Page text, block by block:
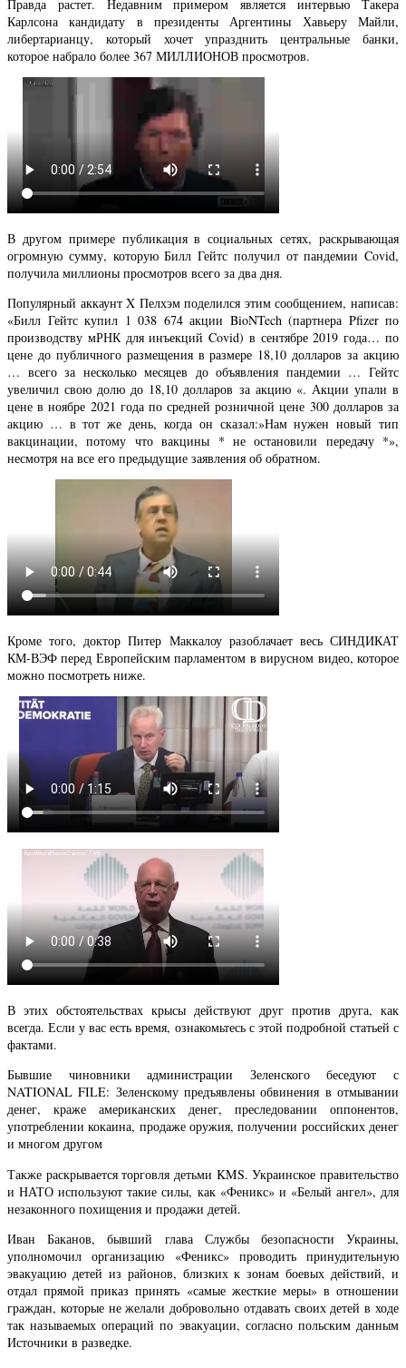
Правда растет. Недавним примером является интервью Такера
Карлсона кандидату в президенты Аргентины Хавьеру Майли,
либертарианцу, который хочет упразднить центральные банки,
которое набрало более 367 МИЛЛИОНОВ просмотров.
В другом примере публикация в социальных сетях, раскрывающая
огромную сумму, которую Билл Гейтс получил от пандемии Covid,
получила миллионы просмотров всего за два дня.
Популярный аккаунт X Пелхэм поделился этим сообщением, написав:
«Билл Гейтс купил 1 038 674 акции BioNTech (партнера Pfizer по
производству мРНК для инъекций Covid) в сентябре 2019 года… по
цене до публичного размещения в размере 18,10 долларов за акцию
… всего за несколько месяцев до объявления пандемии … Гейтс
увеличил свою долю до 18,10 долларов за акцию «. Акции упали в
цене в ноябре 2021 года по средней розничной цене 300 долларов за
акцию … в тот же день, когда он сказал:»Нам нужен новый тип
вакцинации, потому что вакцины * не остановили передачу *»,
несмотря на все его предыдущие заявления об обратном.
Кроме того, доктор Питер Маккалоу разоблачает весь СИНДИКАТ
КМ-ВЭФ перед Европейским парламентом в вирусном видео, которое
можно посмотреть ниже.
В этих обстоятельствах крысы действуют друг против друга, как
всегда. Если у вас есть время, ознакомьтесь с этой подробной статьей с
фактами.
Бывшие чиновники администрации Зеленского беседуют с
NATIONAL FILE: Зеленскому предъявлены обвинения в отмывании
денег, краже американских денег, преследовании оппонентов,
употреблении кокаина, продаже оружия, получении российских денег
и многом другом
Также раскрывается торговля детьми KMS. Украинское правительство
и НАТО используют такие силы, как «Феникс» и «Белый ангел», для
незаконного похищения и продажи детей.
Иван Баканов, бывший глава Службы безопасности Украины,
уполномочил организацию «Феникс» проводить принудительную
эвакуацию детей из районов, близких к зонам боевых действий, и
отдал прямой приказ принять «самые жесткие меры» в отношении
граждан, которые не желали добровольно отдавать своих детей в ходе
так называемых операций по эвакуации, согласно польским данным
Источники в разведке.